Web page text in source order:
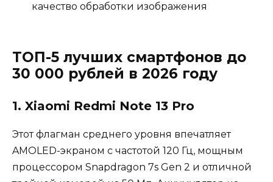
качество обработки изображения
ТОП-5 лучших смартфонов до
30 000 рублей в 2026 году
1. Xiaomi Redmi Note 13 Pro
Этот флагман среднего уровня впечатляет
AMOLED-экраном с частотой 120 Гц, мощным
процессором Snapdragon 7s Gen 2 и отличной